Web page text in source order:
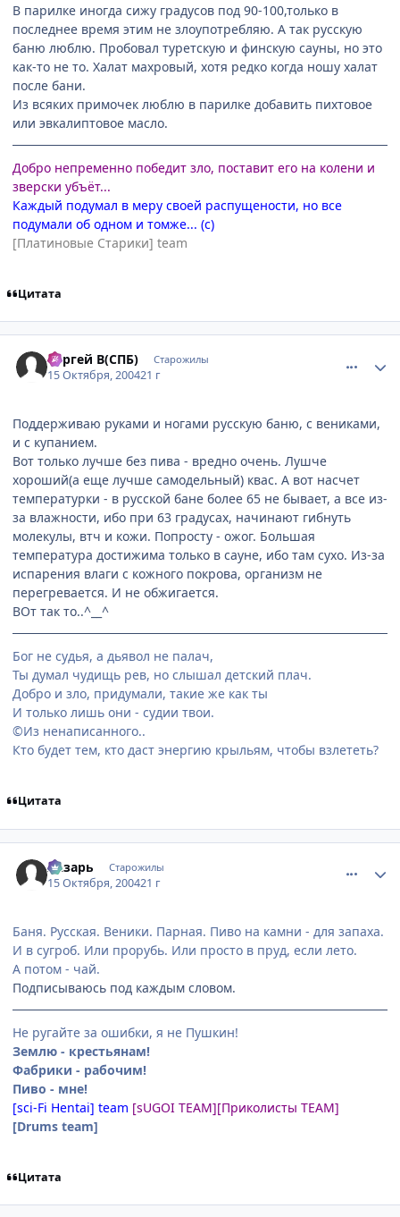
В парилке иногда сижу градусов под 90-100,только в
последнее время этим не злоупотребляю. А так русскую
баню люблю. Пробовал туретскую и финскую сауны, но это
как-то не то. Халат махровый, хотя редко когда ношу халат
после бани.
Из всяких примочек люблю в парилке добавить пихтовое
или эвкалиптовое масло.
Добро непременно победит зло, поставит его на колени и
зверски убъёт...
Каждый подумал в меру своей распущености, но все
подумали об одном и томже... (с)
[Платиновые Старики] team
Цитата
Сергей В(СПБ) Старожилы
15 Октября, 200421 г
Поддерживаю руками и ногами русскую баню, с вениками,
и с купанием.
Вот только лучше без пива - вредно очень. Лушче
хороший(а еще лучше самодельный) квас. А вот насчет
температурки - в русской бане более 65 не бывает, а все из-
за влажности, ибо при 63 градусах, начинают гибнуть
молекулы, втч и кожи. Попросту - ожог. Большая
температура достижима только в сауне, ибо там сухо. Из-за
испарения влаги с кожного покрова, организм не
перегревается. И не обжигается.
ВОт так то..^__^
Бог не судья, а дьявол не палач,
Ты думал чудищь рев, но слышал детский плач.
Добро и зло, придумали, такие же как ты
И только лишь они - судии твои.
©Из ненаписанного..
Кто будет тем, кто даст энергию крыльям, чтобы взлететь?
Цитата
Лазарь Старожилы
15 Октября, 200421 г
Баня. Русская. Веники. Парная. Пиво на камни - для запаха.
И в сугроб. Или прорубь. Или просто в пруд, если лето.
А потом - чай.
Подписываюсь под каждым словом.
Не ругайте за ошибки, я не Пушкин!
Землю - крестьянам!
Фабрики - рабочим!
Пиво - мне!
[sci-Fi Hentai] team [sUGOI TEAM][Приколисты TEAM]
[Drums team]
Цитата